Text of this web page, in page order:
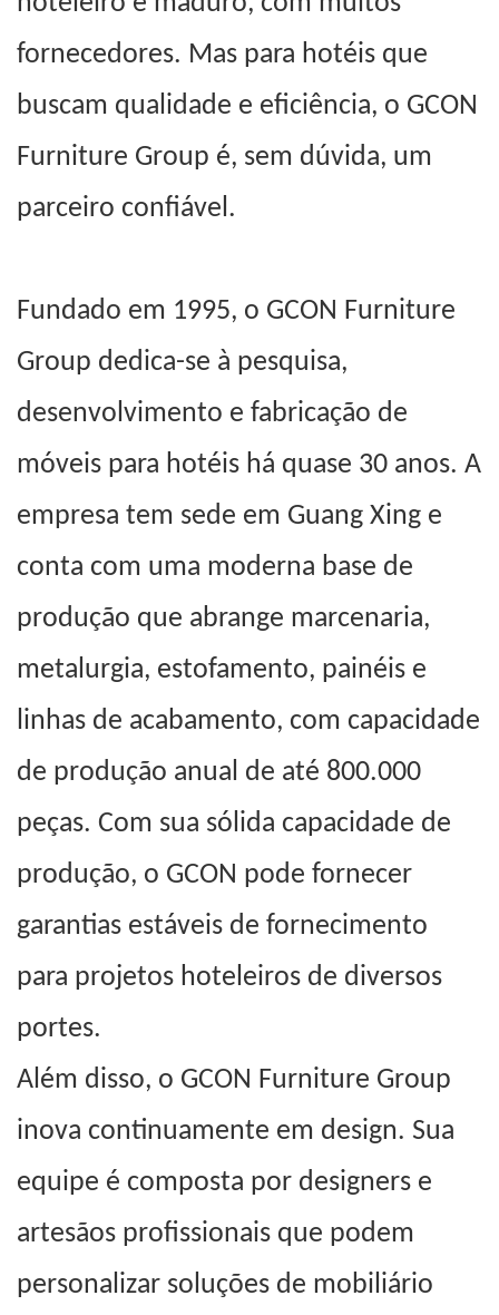
fornecedores. Mas para hotéis que
buscam qualidade e eficiência, o GCON
Furniture Group é, sem dúvida, um
parceiro confiável.
Fundado em 1995, o GCON Furniture
Group dedica-se à pesquisa,
desenvolvimento e fabricação de
móveis para hotéis há quase 30 anos. A
empresa tem sede em Guang Xing e
conta com uma moderna base de
produção que abrange marcenaria,
metalurgia, estofamento, painéis e
linhas de acabamento, com capacidade
de produção anual de até 800.000
peças. Com sua sólida capacidade de
produção, o GCON pode fornecer
garantias estáveis ​​de fornecimento
para projetos hoteleiros de diversos
portes.
Além disso, o GCON Furniture Group
inova continuamente em design. Sua
equipe é composta por designers e
artesãos profissionais que podem
personalizar soluções de mobiliário